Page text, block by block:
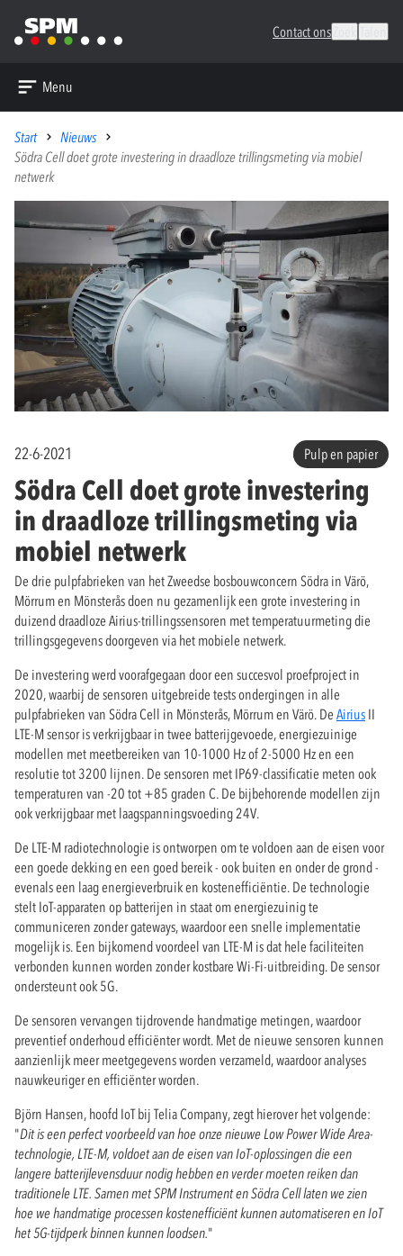
Contact ons
Menu
Start
Nieuws
Södra Cell doet grote investering in draadloze trillingsmeting via mobiel
netwerk
22-6-2021 Pulp en papier
Södra Cell doet grote investering
in draadloze trillingsmeting via
mobiel netwerk
De drie pulpfabrieken van het Zweedse bosbouwconcern Södra in Värö,
Mörrum en Mönsterås doen nu gezamenlijk een grote investering in
duizend draadloze Airius-trillingssensoren met temperatuurmeting die
trillingsgegevens doorgeven via het mobiele netwerk.
De investering werd voorafgegaan door een succesvol proefproject in
2020, waarbij de sensoren uitgebreide tests ondergingen in alle
pulpfabrieken van Södra Cell in Mönsterås, Mörrum en Värö. De Airius II
LTE-M sensor is verkrijgbaar in twee batterijgevoede, energiezuinige
modellen met meetbereiken van 10-1000 Hz of 2-5000 Hz en een
resolutie tot 3200 lijnen. De sensoren met IP69-classificatie meten ook
temperaturen van -20 tot +85 graden C. De bijbehorende modellen zijn
ook verkrijgbaar met laagspanningsvoeding 24V.
De LTE-M radiotechnologie is ontworpen om te voldoen aan de eisen voor
een goede dekking en een goed bereik - ook buiten en onder de grond -
evenals een laag energieverbruik en kostenefficiëntie. De technologie
stelt IoT-apparaten op batterijen in staat om energiezuinig te
communiceren zonder gateways, waardoor een snelle implementatie
mogelijk is. Een bijkomend voordeel van LTE-M is dat hele faciliteiten
verbonden kunnen worden zonder kostbare Wi-Fi-uitbreiding. De sensor
ondersteunt ook 5G.
De sensoren vervangen tijdrovende handmatige metingen, waardoor
preventief onderhoud efficiënter wordt. Met de nieuwe sensoren kunnen
aanzienlijk meer meetgegevens worden verzameld, waardoor analyses
nauwkeuriger en efficiënter worden.
Björn Hansen, hoofd IoT bij Telia Company, zegt hierover het volgende:
"Dit is een perfect voorbeeld van hoe onze nieuwe Low Power Wide Area-
technologie, LTE-M, voldoet aan de eisen van IoT-oplossingen die een
langere batterijlevensduur nodig hebben en verder moeten reiken dan
traditionele LTE. Samen met SPM Instrument en Södra Cell laten we zien
hoe we handmatige processen kostenefficiënt kunnen automatiseren en IoT
het 5G-tijdperk binnen kunnen loodsen."